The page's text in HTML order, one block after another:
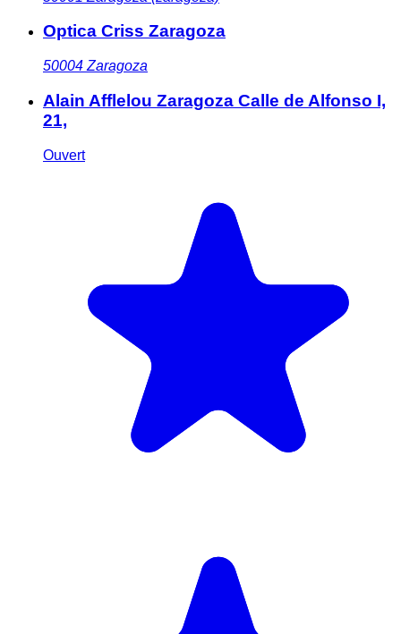
Optica Criss Zaragoza
50004 Zaragoza
Alain Afflelou Zaragoza Calle de Alfonso I,
21,
Ouvert